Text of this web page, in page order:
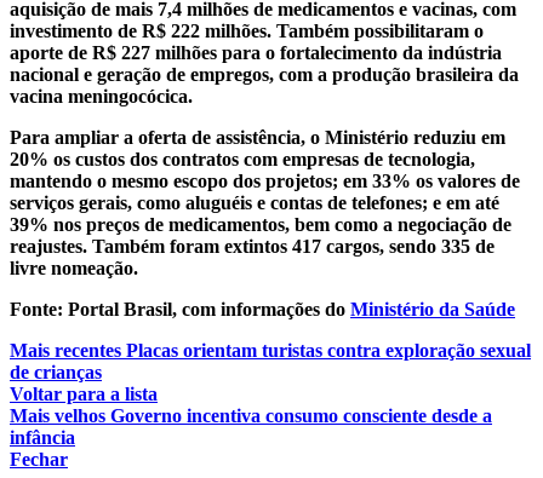
aquisição de mais 7,4 milhões de medicamentos e vacinas, com
investimento de R$ 222 milhões. Também possibilitaram o
aporte de R$ 227 milhões para o fortalecimento da indústria
nacional e geração de empregos, com a produção brasileira da
vacina meningocócica.
Para ampliar a oferta de assistência, o Ministério reduziu em
20% os custos dos contratos com empresas de tecnologia,
mantendo o mesmo escopo dos projetos; em 33% os valores de
serviços gerais, como aluguéis e contas de telefones; e em até
39% nos preços de medicamentos, bem como a negociação de
reajustes. Também foram extintos 417 cargos, sendo 335 de
livre nomeação.
Fonte: Portal Brasil, com informações do Ministério da Saúde
Mais recentes Placas orientam turistas contra exploração sexual
de crianças
Voltar para a lista
Mais velhos Governo incentiva consumo consciente desde a
infância
Fechar